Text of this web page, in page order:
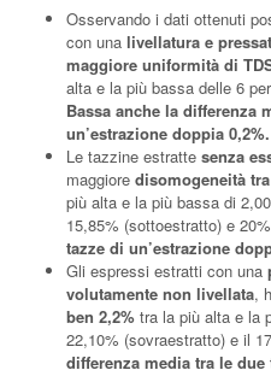
Osservando i dati ottenuti
con una livellatura e
maggiore uniformità di
alta e la più bassa delle 6
Bassa anche la differenza
un’estrazione doppia 0,2%.
Le tazzine estratte senza
maggiore disomogeneità
più alta e la più bassa di
15,85% (sottoestratto) e
tazze di un’estrazione
Gli espressi estratti con una
volutamente non livellata,
ben 2,2% tra la più alta e la
22,10% (sovraestratto) e il
differenza media tra le